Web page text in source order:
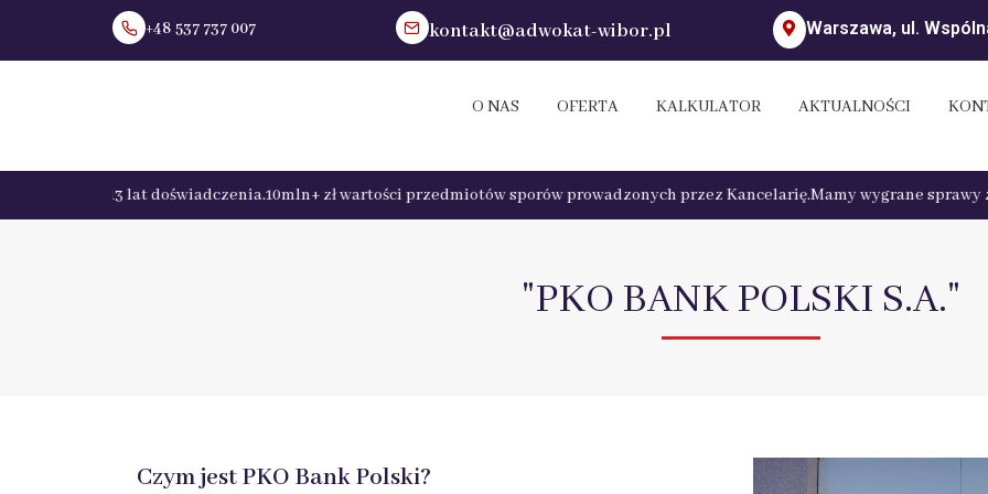
+48 537 737 007 kontakt@adwokat-wibor.pl Warszawa, ul.
O NAS OFERTA KALKULATOR AKTUALNOŚCI
13 lat doświadczenia.10mln+ zł wartości przedmiotów sporów prowadzonych przez Kancelarię.Mamy wygrane sprawy z
"PKO BANK POLSKI S.A."
Czym jest PKO Bank Polski?